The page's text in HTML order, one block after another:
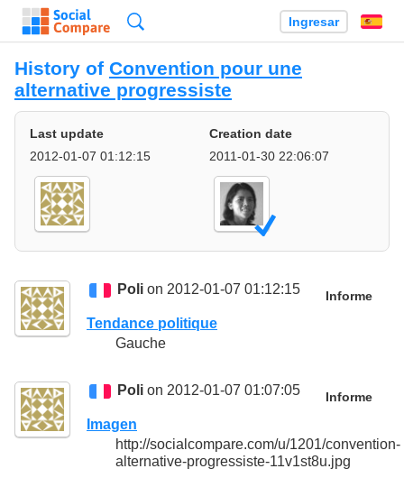
Ingresar
History of Convention pour une
alternative progressiste
Last update
2012-01-07 01:12:15
Creation date
2011-01-30 22:06:07
Poli on 2012-01-07 01:12:15 Informe
Tendance politique
Gauche
Poli on 2012-01-07 01:07:05 Informe
Imagen
http://socialcompare.com/u/1201/convention-
alternative-progressiste-11v1st8u.jpg